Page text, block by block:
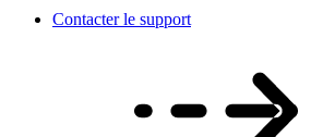
Contacter le support